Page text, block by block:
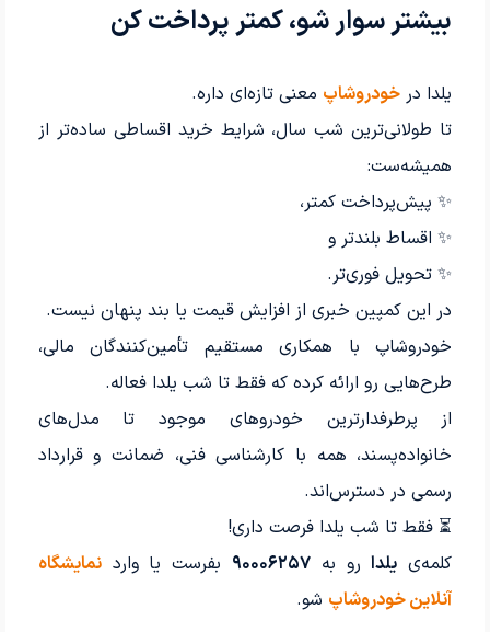
بیشتر سوار شو، کمتر پرداخت کن
یلدا در خودروشاپ معنی تازه‌ای داره.
تا طولانی‌ترین شب سال، شرایط خرید اقساطی ساده‌تر از
همیشه‌ست:
✨ پیش‌پرداخت کمتر،
✨ اقساط بلندتر و
✨ تحویل فوری‌تر.
در این کمپین خبری از افزایش قیمت یا بند پنهان نیست.
خودروشاپ با همکاری مستقیم تأمین‌کنندگان مالی،
طرح‌هایی رو ارائه کرده که فقط تا شب یلدا فعاله.
از پرطرفدارترین خودروهای موجود تا مدل‌های
خانواده‌پسند، همه با کارشناسی فنی، ضمانت و قرارداد
رسمی در دسترس‌اند.
⏳ فقط تا شب یلدا فرصت داری!
کلمه‌ی یلدارو به ۹۰۰۰۶۲۵۷ بفرست یا واردنمایشگاه
آنلاین خودروشاپ شو.